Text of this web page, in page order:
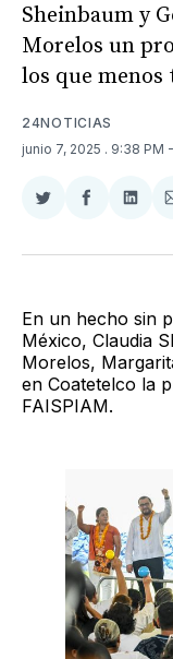
Sheinbaum y
Morelos un
los que menos
24NOTICIAS
junio 7, 2025 . 9:38 PM
Compartir
Twitter
Compartir
Facebook
En un hecho sin
México, Claudia
Morelos,
en Coatetelco la
FAISPIAM.